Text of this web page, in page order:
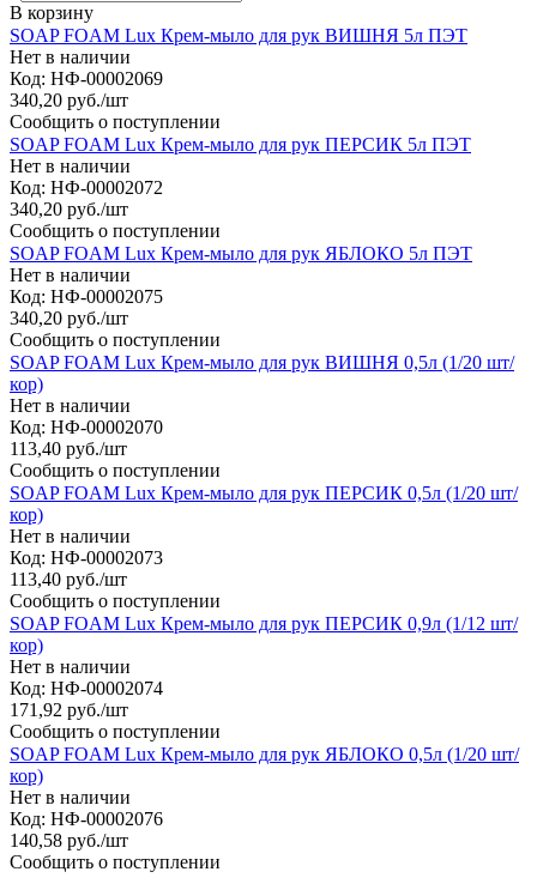
В корзину
SOAP FOAM Lux Крем-мыло для рук ВИШНЯ 5л ПЭТ
Нет в наличии
Код: НФ-00002069
340,20 руб./шт
Сообщить о поступлении
SOAP FOAM Lux Крем-мыло для рук ПЕРСИК 5л ПЭТ
Нет в наличии
Код: НФ-00002072
340,20 руб./шт
Сообщить о поступлении
SOAP FOAM Lux Крем-мыло для рук ЯБЛОКО 5л ПЭТ
Нет в наличии
Код: НФ-00002075
340,20 руб./шт
Сообщить о поступлении
SOAP FOAM Lux Крем-мыло для рук ВИШНЯ 0,5л (1/20 шт/
кор)
Нет в наличии
Код: НФ-00002070
113,40 руб./шт
Сообщить о поступлении
SOAP FOAM Lux Крем-мыло для рук ПЕРСИК 0,5л (1/20 шт/
кор)
Нет в наличии
Код: НФ-00002073
113,40 руб./шт
Сообщить о поступлении
SOAP FOAM Lux Крем-мыло для рук ПЕРСИК 0,9л (1/12 шт/
кор)
Нет в наличии
Код: НФ-00002074
171,92 руб./шт
Сообщить о поступлении
SOAP FOAM Lux Крем-мыло для рук ЯБЛОКО 0,5л (1/20 шт/
кор)
Нет в наличии
Код: НФ-00002076
140,58 руб./шт
Сообщить о поступлении